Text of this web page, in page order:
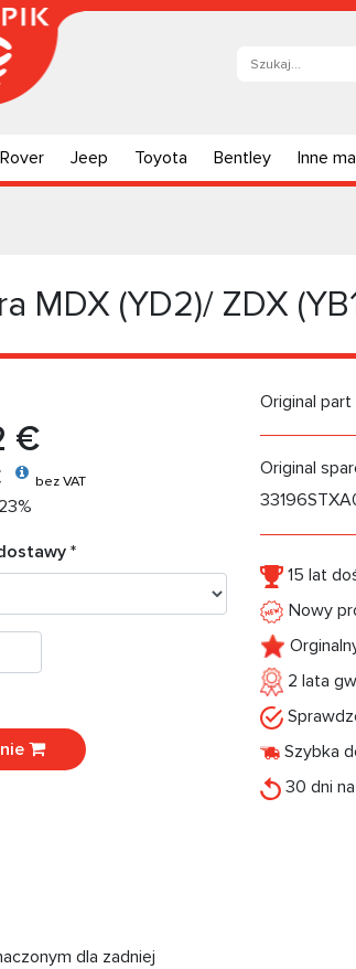
Jeep Toyota Bentley Inne
MDX (YD2)/ ZDX
€
bez VAT
*
Original part
Original
15 lat
Nowy
2 lata
Szybka
30 dni
dla zadniej